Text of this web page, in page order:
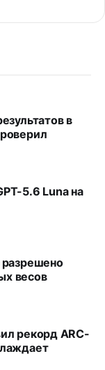
в
5.6 Luna на
разрешено
весов
рекорд ARC-